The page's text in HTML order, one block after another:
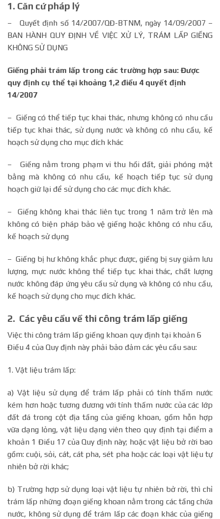
1. Căn cứ pháp lý
– Quyết định số 14/2007/QĐ-BTNM, ngày 14/09/2007 –
BAN HÀNH QUY ĐỊNH VỀ VIỆC XỬ LÝ, TRÁM LẤP GIẾNG
KHÔNG SỬ DỤNG
Giếng phải trám lấp trong các trường hợp sau: Được
quy định cụ thể tại khoảng 1,2 điều 4 quyết định
14/2007
– Giếng có thể tiếp tục khai thác, nhưng không có nhu cầu
tiếp tục khai thác, sử dụng nước và không có nhu cầu, kế
hoạch sử dụng cho mục đích khác
– Giếng nằm trong phạm vi thu hồi đất, giải phóng mặt
bằng mà không có nhu cầu, kế hoạch tiếp tục sử dụng
hoạch giữ lại để sử dụng cho các mục đích khác.
– Giếng không khai thác liên tục trong 1 năm trở lên mà
không có biện pháp bảo vệ giếng hoặc không có nhu cầu,
kế hoạch sử dụng
– Giếng bị hư không khắc phục được, giếng bị suy giảm lưu
lượng, mực nước không thể tiếp tục khai thác, chất lượng
nước không đáp ứng yêu cầu sử dụng và không có nhu cầu,
kế hoạch sử dụng cho mục đích khác.
2. Các yêu cầu về thi công trám lấp giếng
Việc thi công trám lấp giếng khoan quy định tại khoản 6
Điều 4 của Quy định này phải bảo đảm các yêu cầu sau:
1. Vật liệu trám lấp:
a) Vật liệu sử dụng để trám lấp phải có tính thấm nước
kém hơn hoặc tương đương với tính thấm nước của các lớp
đất đá trong cột địa tầng của giếng khoan, gồm hỗn hợp
vữa dạng lỏng, vật liệu dạng viên theo quy định tại điểm a
khoản 1 Điều 17 của Quy định này; hoặc vật liệu bở rời bao
gồm: cuội, sỏi, cát, cát pha, sét pha hoặc các loại vật liệu tự
nhiên bở rời khác;
b) Trường hợp sử dụng loại vật liệu tự nhiên bở rời, thì chỉ
trám lấp những đoạn giếng khoan nằm trong các tầng chứa
nước, không sử dụng để trám lấp các đoạn khác của giếng